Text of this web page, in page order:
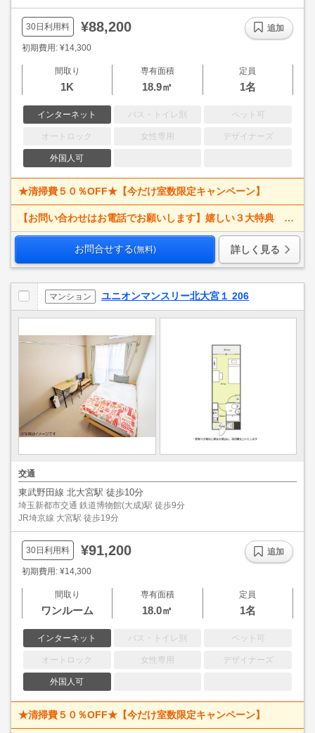
30日利用料 ¥88,200
初期費用: ¥14,300
間取り
1K
専有面積
18.9㎡
定員
1名
インターネット バス・トイレ別 ペット可
オートロック 女性専用 デザイナーズ
外国人可
追加
★清掃費５０％OFF★【今だけ室数限定キャンペーン】
【お問い合わせはお電話でお願いします】嬉しい３大特典 賃料大幅値下げ！ 寝具一式＆ベッドメイキング無料＋α
お問合せする(無料) 詳しく見る
マンション ユニオンマンスリー北大宮１ 206
交通
東武野田線 北大宮駅 徒歩10分
埼玉新都市交通 鉄道博物館(大成)駅 徒歩9分
JR埼京線 大宮駅 徒歩19分
30日利用料 ¥91,200
初期費用: ¥14,300
間取り
ワンルーム
専有面積
18.0㎡
定員
1名
インターネット バス・トイレ別 ペット可
オートロック 女性専用 デザイナーズ
外国人可
追加
★清掃費５０％OFF★【今だけ室数限定キャンペーン】